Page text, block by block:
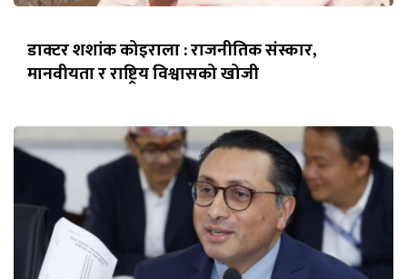
डाक्टर शशांक कोइराला : राजनीतिक संस्कार,
मानवीयता र राष्ट्रिय विश्वासको खोजी